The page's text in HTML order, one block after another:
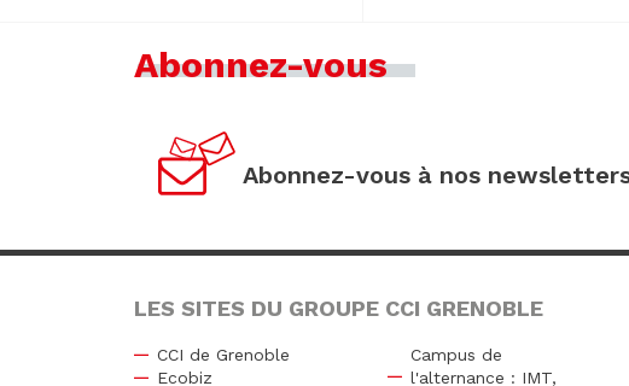
Abonnez-vous
Abonnez-vous à nos
LES SITES DU GROUPE CCI GRENOBLE
CCI de Grenoble
Ecobiz
Campus de
l'alternance : IMT,